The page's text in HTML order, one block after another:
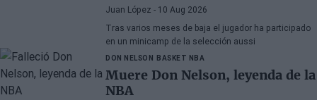
Juan López - 10 Aug 2026
Tras varios meses de baja el jugador ha participado
en un minicamp de la selección aussi
DON NELSON BASKET NBA
Muere Don Nelson, leyenda de la
NBA